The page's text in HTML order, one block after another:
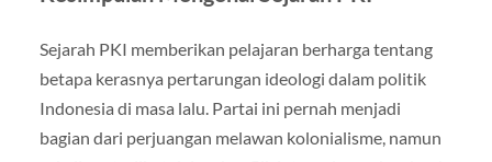
Sejarah PKI memberikan pelajaran berharga tentang
betapa kerasnya pertarungan ideologi dalam politik
Indonesia di masa lalu. Partai ini pernah menjadi
bagian dari perjuangan melawan kolonialisme, namun